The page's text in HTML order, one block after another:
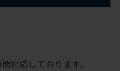
対応しております。